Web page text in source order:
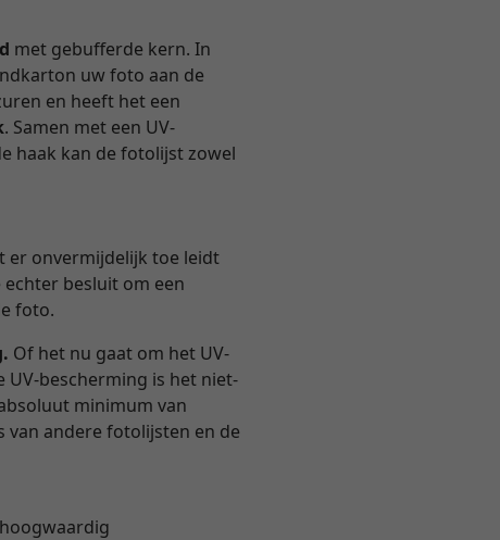
met gebufferde kern. In
uw foto aan de
en heeft het een
. Samen met een UV-
haak kan de fotolijst zowel
er onvermijdelijk toe leidt
besluit om een
foto.
Of het nu gaat om het UV-
UV-bescherming is het niet-
minimum van
van andere fotolijsten en de